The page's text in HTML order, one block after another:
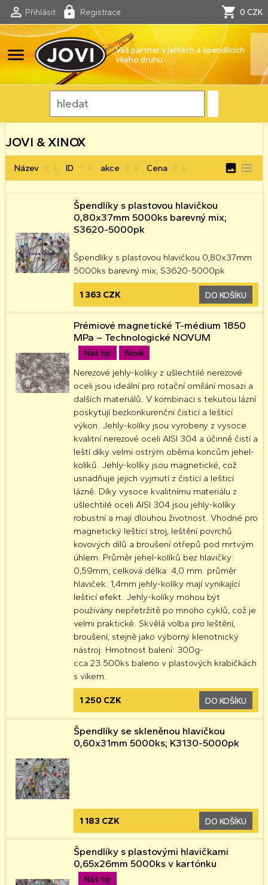
Přihlásit Registrace 0 CZK
menu
Váš partner v jehlách a špendlících
všeho druhu
JOVI & XINOX
Název arrow_upward arrow_downward ID arrow_upward arrow_downward akce arrow_upward arrow_downward Cena arrow_upward arrow_downward image format_list_bulleted
Špendlíky s plastovou hlavičkou
0,80x37mm 5000ks barevný mix;
S3620-5000pk
Špendlíky s plastovou hlavičkou 0,80x37mm
5000ks barevný mix; S3620-5000pk
1 363 CZK DO KOŠÍKU
Náš tip Nové
Prémiové magnetické T-médium 1850
MPa – Technologické NOVUM
Nerezové jehly-kolíky z ušlechtilé nerezové
oceli jsou ideální pro rotační omílání mosazi a
dalších materiálů. V kombinaci s tekutou lázní
poskytují bezkonkurenční čisticí a lešticí
výkon. Jehly-kolíky jsou vyrobeny z vysoce
kvalitní nerezové oceli AISI 304 a účinně čistí a
leští díky velmi ostrým oběma koncům jehel-
kolíků. Jehly-kolíky jsou magnetické, což
usnadňuje jejich vyjmutí z čistící a lešticí
lázně. Díky vysoce kvalitnímu materiálu z
ušlechtilé oceli AISI 304 jsou jehly-kolíky
robustní a mají dlouhou životnost. Vhodné pro
magnetický lešticí stroj, leštění povrchů
kovových dílů a broušení otřepů pod mrtvým
úhlem. Průměr jehel-kolíků bez hlavičky:
0,59mm, celková délka: 4,0 mm. průměr
hlaviček: 1,4mm jehly-kolíky mají vynikající
lešticí efekt. Jehly-kolíky mohou být
používány nepřetržitě po mnoho cyklů, což je
velmi praktické. Skvělá volba pro leštění,
broušení, stejně jako výborný klenotnický
nástroj. Hmotnost balení: 300g-
cca.23.500ks baleno v plastových krabičkách
s víkem.
1 250 CZK DO KOŠÍKU
Špendlíky se skleněnou hlavičkou
0,60x31mm 5000ks; K3130-5000pk
1 183 CZK DO KOŠÍKU
Náš tip
Špendlíky s plastovými hlavičkami
0,65x26mm 5000ks v kartónku